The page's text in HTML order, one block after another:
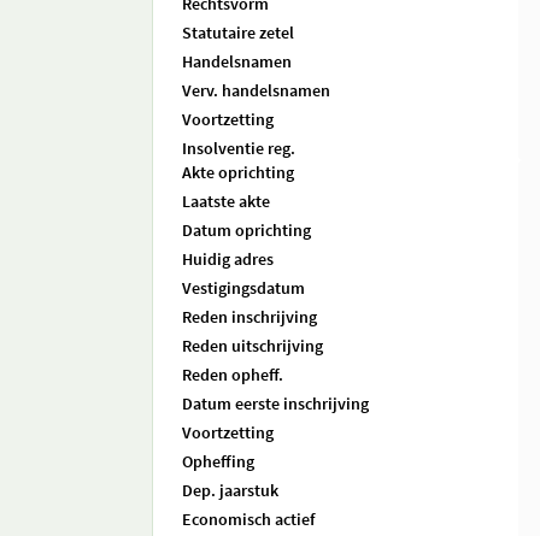
Statutaire zetel
Handelsnamen
Verv. handelsnamen
Voortzetting
Insolventie reg.
Akte oprichting
Laatste akte
Datum oprichting
Huidig adres
Vestigingsdatum
Reden inschrijving
Reden uitschrijving
Reden opheff.
Datum eerste inschrijving
Voortzetting
Opheffing
Dep. jaarstuk
Economisch actief